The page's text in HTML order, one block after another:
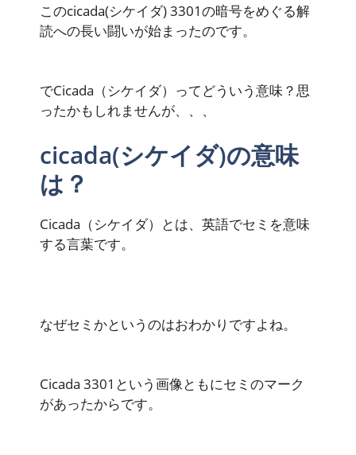
このcicada(シケイダ) 3301の暗号をめぐる解
読への長い闘いが始まったのです。
でCicada（シケイダ）ってどういう意味？思
ったかもしれませんが、、、
cicada(シケイダ)の意味
は？
Cicada（シケイダ）とは、英語でセミを意味
する言葉です。
なぜセミかというのはおわかりですよね。
Cicada 3301という画像ともにセミのマーク
があったからです。